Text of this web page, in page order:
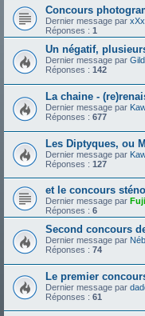
Concours
Dernier message par xXx
Réponses : 1
Un négatif,
Dernier message par
Réponses : 142
La chaine -
Dernier message par
Réponses : 677
Les Diptyques, ou
Dernier message par
Réponses : 127
et le concours
Dernier message par
Réponses : 6
Second concours
Dernier message par
Réponses : 74
Le premier
Dernier message par
Réponses : 61